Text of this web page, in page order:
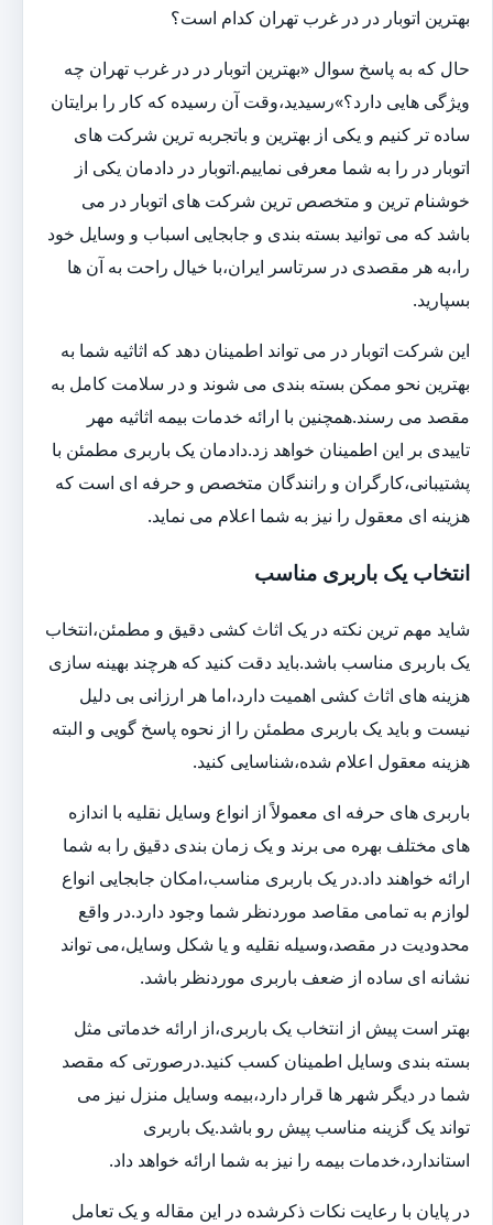
بهترین اتوبار در در غرب تهران کدام است؟
حال که به پاسخ سوال «بهترین اتوبار در در غرب تهران چه
ویژگی هایی دارد؟»رسیدید،وقت آن رسیده که کار را برایتان
ساده تر کنیم و یکی از بهترین و باتجربه ترین شرکت های
اتوبار در را به شما معرفی نماییم.اتوبار در دادمان یکی از
خوشنام ترین و متخصص ترین شرکت های اتوبار در می
باشد که می توانید بسته بندی و جابجایی اسباب و وسایل خود
را،به هر مقصدی در سرتاسر ایران،با خیال راحت به آن ها
بسپارید.
این شرکت اتوبار در می تواند اطمینان دهد که اثاثیه شما به
بهترین نحو ممکن بسته بندی می شوند و در سلامت کامل به
مقصد می رسند.همچنین با ارائه خدمات بیمه اثاثیه مهر
تاییدی بر این اطمینان خواهد زد.دادمان یک باربری مطمئن با
پشتیبانی،کارگران و رانندگان متخصص و حرفه ای است که
هزینه ای معقول را نیز به شما اعلام می نماید.
انتخاب یک باربری مناسب
شاید مهم ترین نکته در یک اثاث کشی دقیق و مطمئن،انتخاب
یک باربری مناسب باشد.باید دقت کنید که هرچند بهینه سازی
هزینه های اثاث کشی اهمیت دارد،اما هر ارزانی بی دلیل
نیست و باید یک باربری مطمئن را از نحوه پاسخ گویی و البته
هزینه معقول اعلام شده،شناسایی کنید.
باربری های حرفه ای معمولاً از انواع وسایل نقلیه با اندازه
های مختلف بهره می برند و یک زمان بندی دقیق را به شما
ارائه خواهند داد.در یک باربری مناسب،امکان جابجایی انواع
لوازم به تمامی مقاصد موردنظر شما وجود دارد.در واقع
محدودیت در مقصد،وسیله نقلیه و یا شکل وسایل،می تواند
نشانه ای ساده از ضعف باربری موردنظر باشد.
بهتر است پیش از انتخاب یک باربری،از ارائه خدماتی مثل
بسته بندی وسایل اطمینان کسب کنید.درصورتی که مقصد
شما در دیگر شهر ها قرار دارد،بیمه وسایل منزل نیز می
تواند یک گزینه مناسب پیش رو باشد.یک باربری
استاندارد،خدمات بیمه را نیز به شما ارائه خواهد داد.
در پایان با رعایت نکات ذکرشده در این مقاله و یک تعامل